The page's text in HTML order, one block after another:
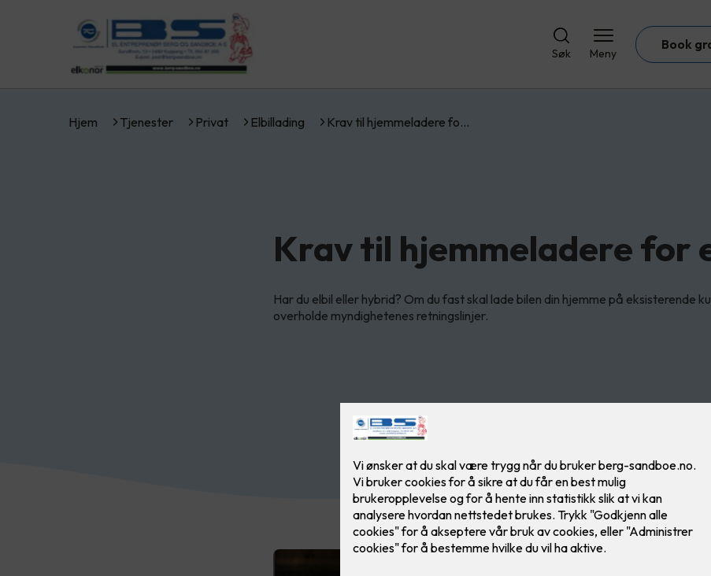
Søk Meny
Book
Hjem Tjenester Privat Elbillading Krav til hjemmeladere fo…
Krav til hjemmeladere for
Har du elbil eller hybrid? Om du fast skal lade bilen din hjemme på eksisterende
overholde myndighetenes retningslinjer.